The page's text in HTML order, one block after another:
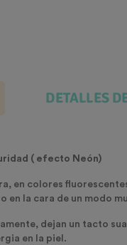
DETALLES
( efecto Neón)
en colores
en la cara de un modo
dejan un tacto
en la piel.